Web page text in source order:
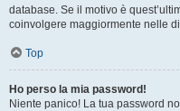
database. Se il motivo è
coinvolgere maggiormente nelle
Top
Ho perso la mia password!
Niente panico! La tua password